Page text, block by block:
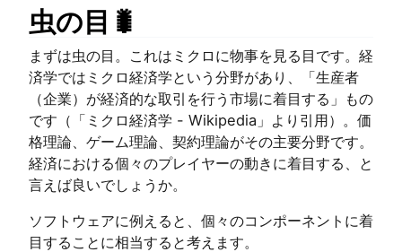
虫の目🐛
まずは虫の目。これはミクロに物事を見る目です。経
済学ではミクロ経済学という分野があり、「生産者
（企業）が経済的な取引を行う市場に着目する」もの
です（「ミクロ経済学 - Wikipedia」より引用）。価
格理論、ゲーム理論、契約理論がその主要分野です。
経済における個々のプレイヤーの動きに着目する、と
言えば良いでしょうか。
ソフトウェアに例えると、個々のコンポーネントに着
目することに相当すると考えます。